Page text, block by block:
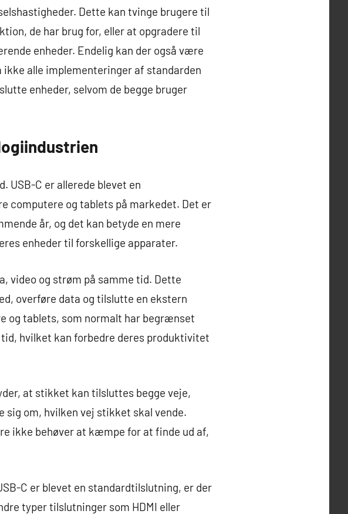
Dette kan tvinge brugere til
de har brug for, eller at opgradere til
enheder. Endelig kan der også være
alle implementeringer af standarden
enheder, selvom de begge bruger
USB-C er allerede blevet en
computere og tablets på markedet. Det er
år, og det kan betyde en mere
enheder til forskellige apparater.
video og strøm på samme tid. Dette
overføre data og tilslutte en ekstern
og tablets, som normalt har begrænset
hvilket kan forbedre deres produktivitet
at stikket kan tilsluttes begge veje,
om, hvilken vej stikket skal vende.
ikke behøver at kæmpe for at finde ud af,
C er blevet en standardtilslutning, er der
typer tilslutninger som HDMI eller